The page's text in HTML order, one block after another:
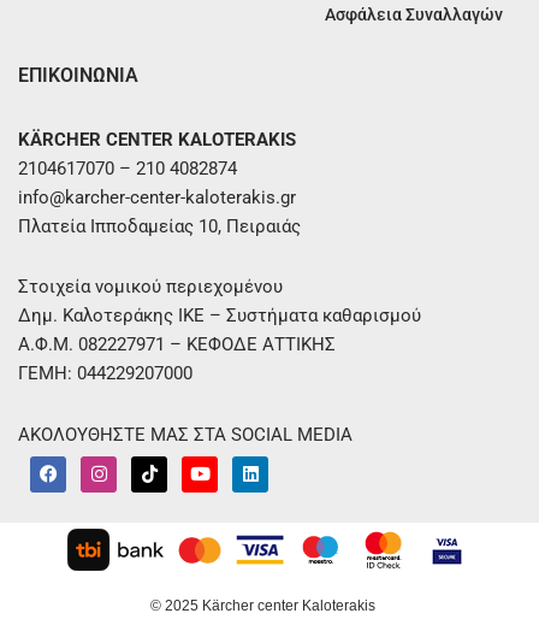
Ασφάλεια Συναλλαγών
ΕΠΙΚΟΙΝΩΝΙΑ
KÄRCHER CENTER KALOTERAKIS
2104617070 – 210 4082874
info@karcher-center-kaloterakis.gr
Πλατεία Ιπποδαμείας 10, Πειραιάς
Στοιχεία νομικού περιεχομένου
Δημ. Καλοτεράκης ΙΚΕ – Συστήματα καθαρισμού
Α.Φ.Μ. 082227971 – ΚΕΦΟΔΕ ΑΤΤΙΚΗΣ
ΓΕΜΗ: 044229207000
ΑΚΟΛΟΥΘΗΣΤΕ ΜΑΣ ΣΤΑ SOCIAL MEDIA
F
a
c
I
n
s
a
g
r
T
i
k
k
Y
o
u
u
b
L
i
n
e
d
i
© 2025 Kärcher center Kaloterakis